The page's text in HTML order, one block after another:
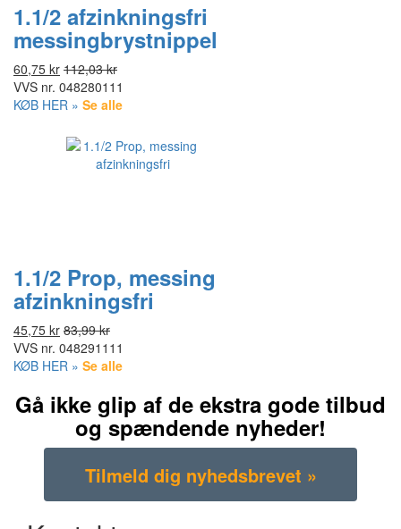
1.1/2 afzinkningsfri
messingbrystnippel
60,75 kr 112,03 kr
VVS nr. 048280111
KØB HER » Se alle
1.1/2 Prop, messing
afzinkningsfri
45,75 kr 83,99 kr
VVS nr. 048291111
KØB HER » Se alle
Gå ikke glip af de ekstra gode tilbud
og spændende nyheder!